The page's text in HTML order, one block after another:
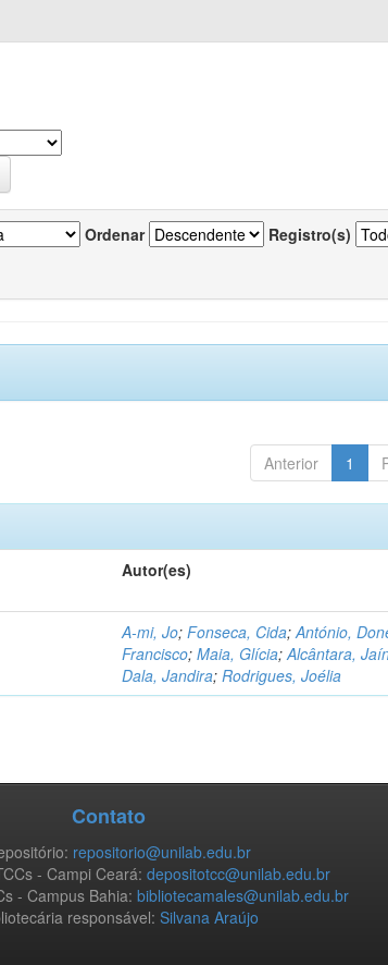
Ordenar Registro(s)
Anterior 1
Autor(es)
A-mi, Jo;Fonseca, Cida;António,
Francisco;Maia, Glícia;Alcântara,
Dala, Jandira;Rodrigues, Joélia
Contato
repositorio@unilab.edu.br
- Campi Ceará: depositotcc@unilab.edu.br
- Campus Bahia: bibliotecamales@unilab.edu.br
responsável: Silvana Araújo